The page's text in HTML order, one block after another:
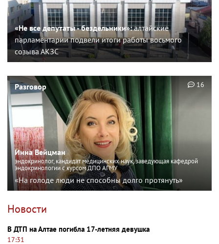
«Не все депутаты - бездельники»:алтайские
парламентарии подвели итоги работы восьмого
созыва АКЗС
Разговор
Инна Вейцман
эндокринолог, кандидат медицинских наук, заведующая кафедрой
эндокринологии с курсом ДПО АГМУ
«На голоде люди не способны долго протянуть»
16
Новости
В ДТП на Алтае погибла 17-летняя девушка
17:31